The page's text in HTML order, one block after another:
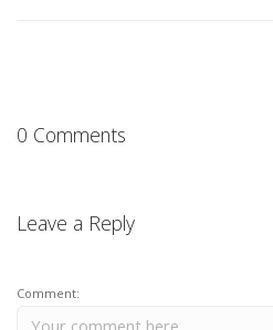
0 Comments
Leave a Reply
Comment: